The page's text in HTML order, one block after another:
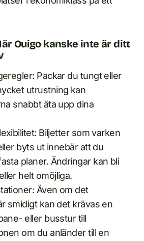
Ouigo kanske inte är ditt
Packar du tungt eller
utrustning kan
snabbt äta upp dina
Biljetter som varken
byts ut innebär att du
planer. Ändringar kan bli
helt omöjliga.
Även om det
smidigt kan det krävas en
eller busstur till
om du anländer till en